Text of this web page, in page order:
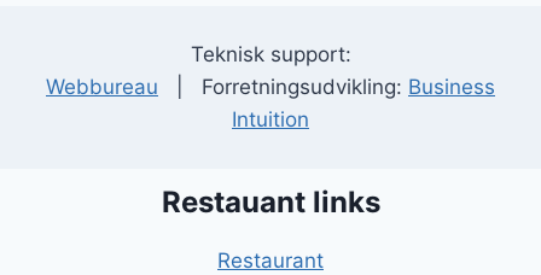
Teknisk support:
Webbureau | Forretningsudvikling: Business
Intuition
Restauant links
Restaurant